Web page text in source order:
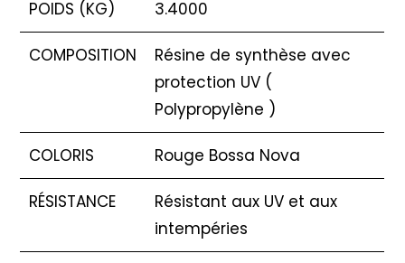
POIDS (KG) 3.4000
COMPOSITION
Résine de synthèse avec
protection UV (
Polypropylène )
COLORIS Rouge Bossa Nova
RÉSISTANCE
Résistant aux UV et aux
intempéries